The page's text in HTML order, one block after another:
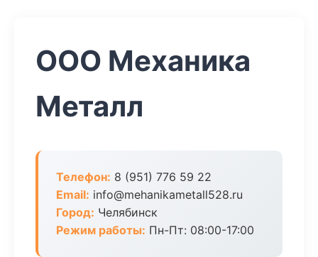
ООО Механика
Металл
Телефон: 8 (951) 776 59 22
Email: info@mehanikametall528.ru
Город: Челябинск
Режим работы: Пн-Пт: 08:00-17:00